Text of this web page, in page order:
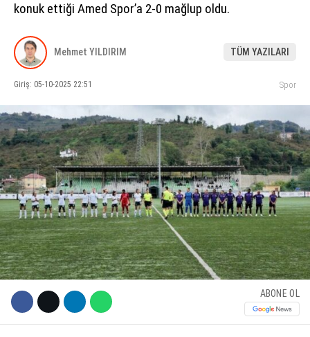
WhatsApp İhbar Hattı
Facebook
Instagram
YAŞAM
SAĞLIK
KÜLTÜR SANAT
SERVISLER
konuk ettiği Amed Spor’a 2-0 mağlup oldu.
Mehmet YILDIRIM TÜM YAZILARI
Giriş: 05-10-2025 22:51 Spor
ABONE OL